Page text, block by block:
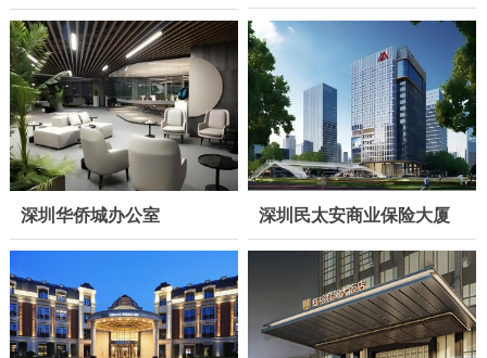
深圳民太安商业保险大厦
深圳华侨城办公室